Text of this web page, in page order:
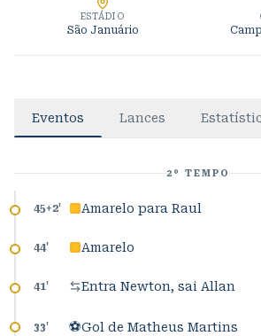
ESTÁDIO
São Januário
Eventos Lances
2º TEMPO
45+2' Amarelo para Raul
44' Amarelo
41' Entra Newton, sai Allan
33' ⚽Gol de Matheus Martins